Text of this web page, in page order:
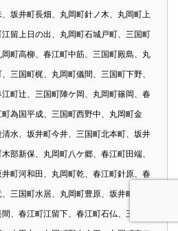
坂井町長畑、丸岡町針ノ木、丸岡町上
留上日の出、丸岡町石城戸町、三国町
町高柳、春江町中筋、三国町殿島、丸
三国町梶、丸岡町儀間、三国町下野、
町辻、三国町陣ケ岡、丸岡町篠岡、春
為国平成、三国町西野中、丸岡町金
水、坂井町今井、三国町北本町、坂井
部新保、丸岡町八ケ郷、春江町田端、
町河和田、丸岡町乾、春江町針原、春
三国町水居、丸岡町豊原、坂井町五
、春江町江留下、春江町石仏、三国町